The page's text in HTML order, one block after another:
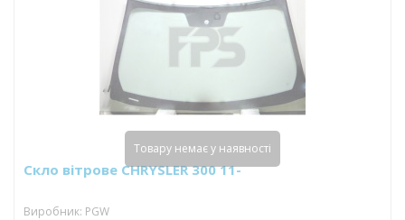
Скло вітрове CHRYSLER 300 11-
Виробник: PGW
Товару немає у наявності